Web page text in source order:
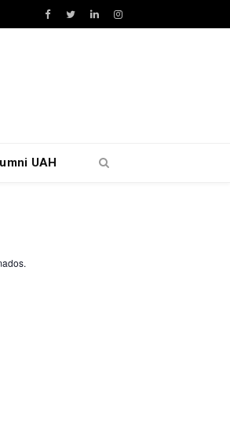
Facebook
TwitterLinkedInInstagram
UAH